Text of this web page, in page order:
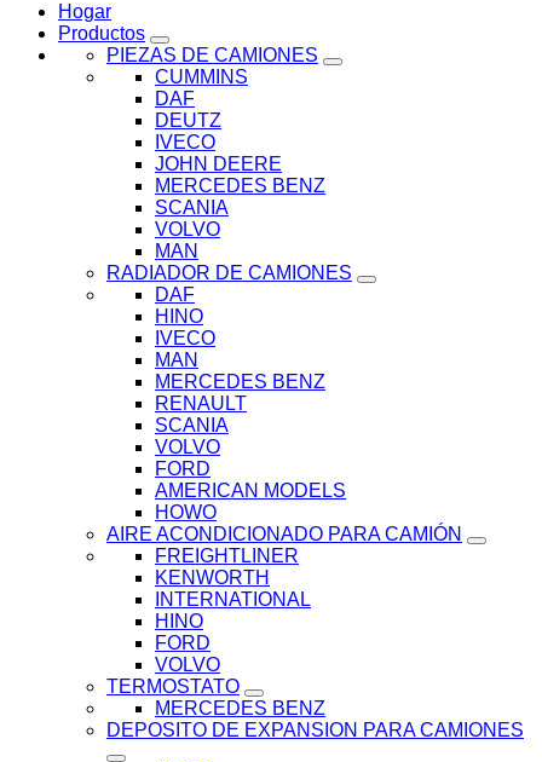
Hogar
Productos
PIEZAS DE CAMIONES
CUMMINS
DAF
DEUTZ
IVECO
JOHN DEERE
MERCEDES BENZ
SCANIA
VOLVO
MAN
RADIADOR DE CAMIONES
DAF
HINO
IVECO
MAN
MERCEDES BENZ
RENAULT
SCANIA
VOLVO
FORD
AMERICAN MODELS
HOWO
AIRE ACONDICIONADO PARA CAMIÓN
FREIGHTLINER
KENWORTH
INTERNATIONAL
HINO
FORD
VOLVO
TERMOSTATO
MERCEDES BENZ
DEPOSITO DE EXPANSION PARA CAMIONES